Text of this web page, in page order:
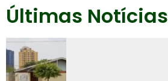
Últimas Notícias